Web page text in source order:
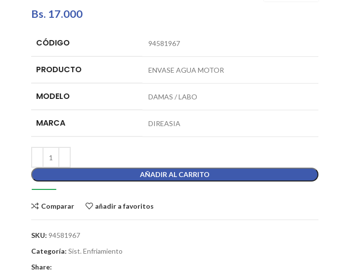
Bs. 17.000
CÓDIGO 94581967
PRODUCTO ENVASE AGUA MOTOR
MODELO DAMAS / LABO
MARCA DIREASIA
AÑADIR AL CARRITO
Comparar añadir a favoritos
SKU: 94581967
Categoría: Sist. Enfriamiento
Share: